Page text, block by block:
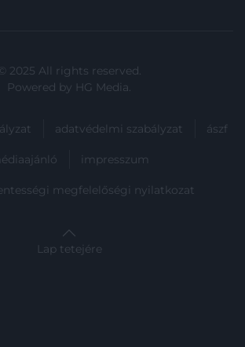
© 2025 All rights reserved.
Powered by HG Media.
adatvédelmi szabályzat ászf
impresszum
megfelelőségi nyilatkozat
Lap tetejére